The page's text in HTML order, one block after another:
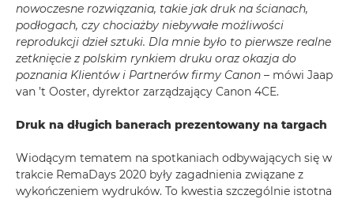
nowoczesne rozwiązania, takie jak druk na ścianach,
podłogach, czy chociażby niebywałe możliwości
reprodukcji dzieł sztuki. Dla mnie było to pierwsze realne
zetknięcie z polskim rynkiem druku oraz okazja do
poznania Klientów i Partnerów firmy Canon – mówi Jaap
van ’t Ooster, dyrektor zarządzający Canon 4CE.
Druk na długich banerach prezentowany na targach
Wiodącym tematem na spotkaniach odbywających się w
trakcie RemaDays 2020 były zagadnienia związane z
wykończeniem wydruków. To kwestia szczególnie istotna